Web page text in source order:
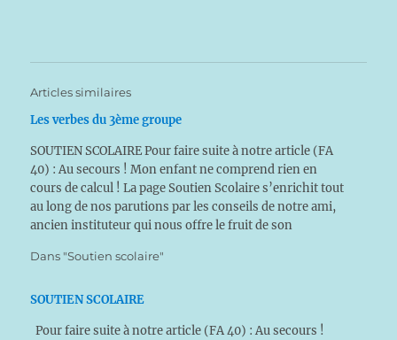
Articles similaires
Les verbes du 3ème groupe
SOUTIEN SCOLAIRE Pour faire suite à notre article (FA
40) : Au secours ! Mon enfant ne comprend rien en
cours de calcul ! La page Soutien Scolaire s’enrichit tout
au long de nos parutions par les conseils de notre ami,
ancien instituteur qui nous offre le fruit de son
Dans "Soutien scolaire"
SOUTIEN SCOLAIRE
Pour faire suite à notre article (FA 40) : Au secours !